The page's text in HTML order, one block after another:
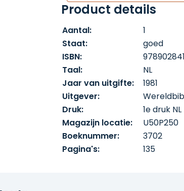
Product details
Aantal:
1
Staat:
goed
ISBN:
Taal:
NL
Jaar van uitgifte:
1981
Uitgever:
Druk:
1e druk NL
Magazijn locatie:
U50P250
Boeknummer:
3702
Pagina's:
135